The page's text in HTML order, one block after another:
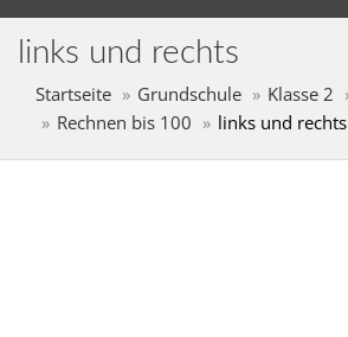
links und rechts
Startseite Grundschule Klasse 2
Rechnen bis 100
links und rechts